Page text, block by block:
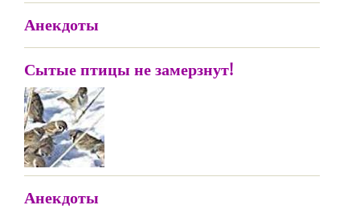
Анекдоты
Сытые птицы не замерзнут!
Анекдоты